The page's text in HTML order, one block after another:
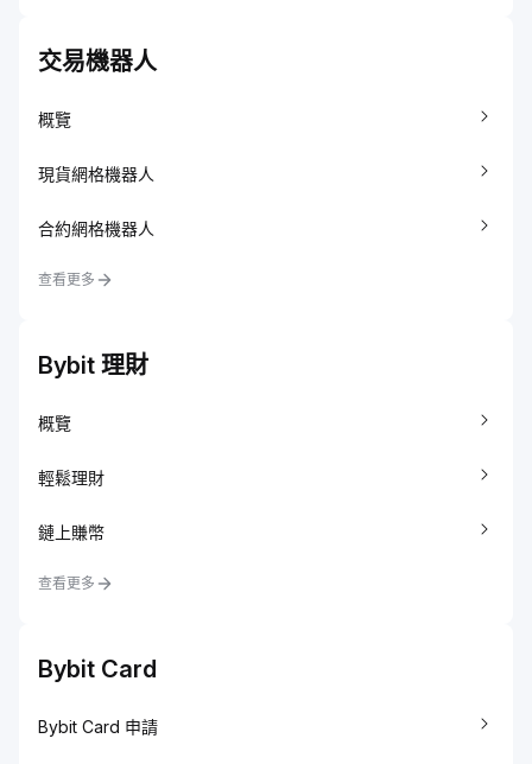
交易機器人
概覽
現貨網格機器人
合約網格機器人
查看更多
Bybit 理財
概覽
輕鬆理財
鏈上賺幣
查看更多
Bybit Card
Bybit Card 申請